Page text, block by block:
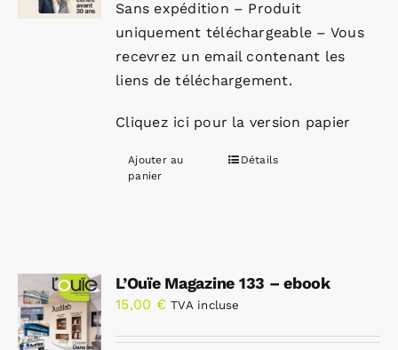
Sans expédition – Produit
uniquement téléchargeable – Vous
recevrez un email contenant les
liens de téléchargement.
Cliquez ici pour la version papier
Ajouter au
panier
Détails
L’Ouïe Magazine 133 – ebook
15,00 € TVA incluse